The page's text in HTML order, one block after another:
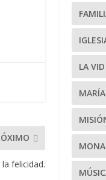
felicidad.
LA
MARÍA